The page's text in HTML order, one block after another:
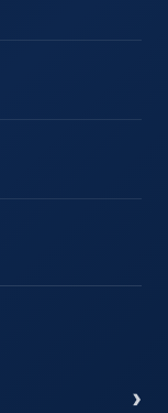
›